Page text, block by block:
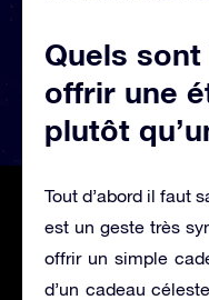
Quels
offrir une
plutôt
Tout d’abord il faut
est un geste très
offrir un simple
d’un cadeau